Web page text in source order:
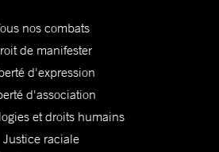
nos combats
de manifester
d'expression
d'association
et droits humains
Justice raciale